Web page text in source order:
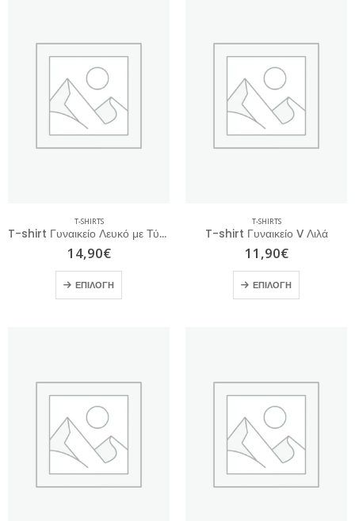
T-SHIRTS
T-shirt Γυναικείο Λευκό με Τύπωμα
14,90€
ΕΠΙΛΟΓΉ
T-SHIRTS
T-shirt Γυναικείο V Λιλά
11,90€
ΕΠΙΛΟΓΉ